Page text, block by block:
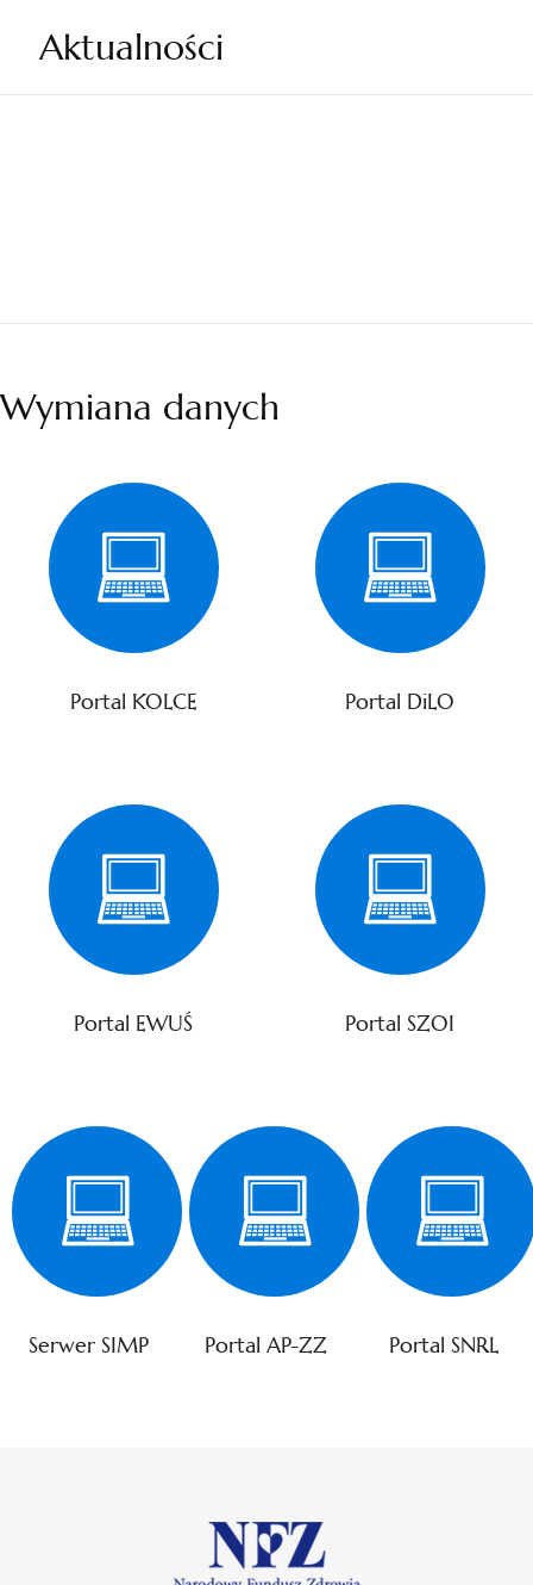
Aktualności
Wymiana danych
Portal KOLCE Portal DiLO
Portal EWUŚ Portal SZOI
Serwer SIMP Portal AP-ZZ Portal SNRL